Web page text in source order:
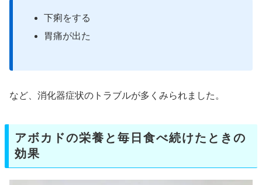
下痢をする
胃痛が出た
など、消化器症状のトラブルが多くみられました。
アボカドの栄養と毎日食べ続けたときの
効果